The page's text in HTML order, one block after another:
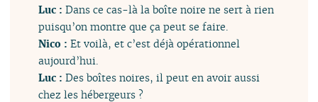
Luc :Dans ce cas-là la boîte noire ne sert à rien
puisqu’on montre que ça peut se faire.
Nico :Et voilà, et c’est déjà opérationnel
aujourd’hui.
Luc :Des boîtes noires, il peut en avoir aussi
chez les hébergeurs ?